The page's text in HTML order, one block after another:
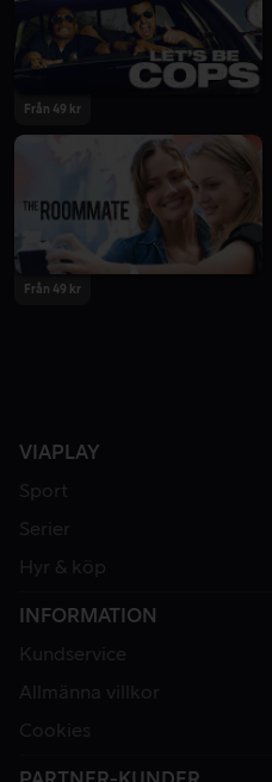
Från 49 kr
Från 49 kr
VIAPLAY
Sport
Serier
Hyr & köp
INFORMATION
Kundservice
Allmänna villkor
Cookies